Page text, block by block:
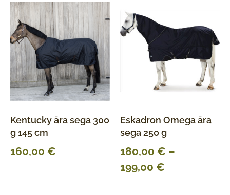
Kentucky āra sega 300
g 145 cm
160,00 €
Eskadron Omega āra
sega 250 g
180,00 € –
199,00 €